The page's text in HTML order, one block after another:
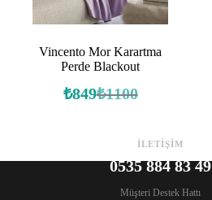
Vincento Mor Karartma
Perde Blackout
₺1100
Orijinal
₺849 Şu
İLETİŞİM
0535 884 83 49
Müşteri Destek Hattı